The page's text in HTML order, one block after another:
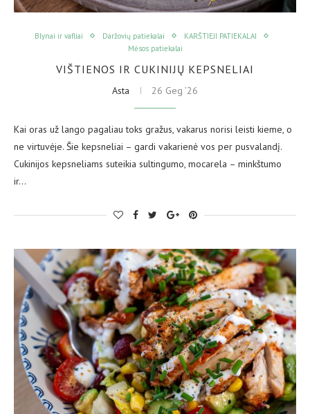
Blynai ir vafliai Daržovių patiekalai
KARŠTIEJI PATIEKALAI
Mėsos patiekalai
VIŠTIENOS IR CUKINIJŲ KEPSNELIAI
Asta 26 Geg ’26
Kai oras už lango pagaliau toks gražus, vakarus norisi leisti kieme, o
ne virtuvėje. Šie kepsneliai – gardi vakarienė vos per pusvalandį.
Cukinijos kepsneliams suteikia sultingumo, mocarela – minkštumo
ir…